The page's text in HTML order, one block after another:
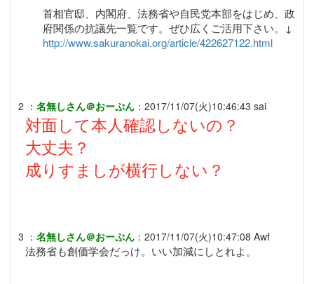
首相官邸、内閣府、法務省や自民党本部をはじめ、政
府関係の抗議先一覧です。ぜひ広くご活用下さい。↓
http://www.sakuranokai.org/article/422627122.html
2 ： 名無しさん＠おーぷん ： 2017/11/07(火)10:46:43 sai
対面して本人確認しないの？
大丈夫？
成りすましが横行しない？
3 ： 名無しさん＠おーぷん ： 2017/11/07(火)10:47:08 Awf
法務省も創価学会だっけ。いい加減にしとれよ。